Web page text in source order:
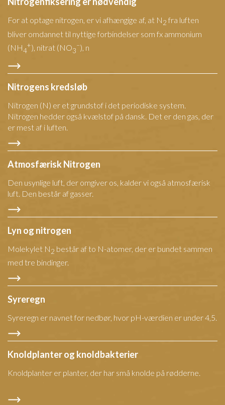
For at optage nitrogen, er vi afhængige af, at N2 fra luften
bliver omdannet til nyttige forbindelser som fx ammonium
(NH4
+), nitrat (NO3
–), n
Nitrogens kredsløb
Nitrogen (N) er et grundstof i det periodiske system.
Nitrogen hedder også kvælstof på dansk. Det er den gas, der
er mest af i luften.
Atmosfærisk Nitrogen
Den usynlige luft, der omgiver os, kalder vi også atmosfærisk
luft. Den består af gasser.
Lyn og nitrogen
Molekylet N2 består af to N-atomer, der er bundet sammen
med tre bindinger.
Syreregn
Syreregn er navnet for nedbør, hvor pH-værdien er under 4,5.
Knoldplanter og knoldbakterier
Knoldplanter er planter, der har små knolde på rødderne.